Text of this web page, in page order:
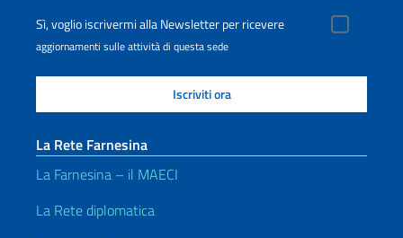
Sì, voglio iscrivermi alla Newsletter per ricevere
aggiornamenti sulle attività di questa sede
La Rete Farnesina
La Farnesina – il MAECI
La Rete diplomatica